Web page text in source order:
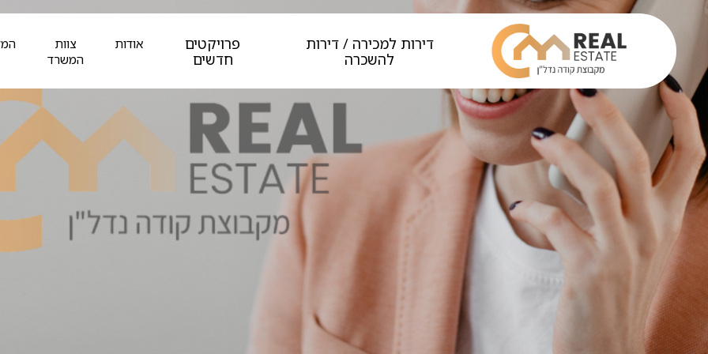
דירות למכירה / דירות
להשכרה
פרויקטים
חדשים
אודות
צוות
המשרד